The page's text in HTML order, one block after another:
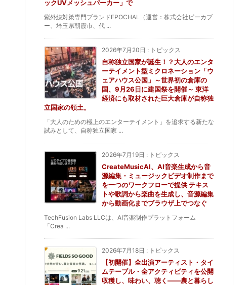
ックUVメッシュパーカー」で
紫外線対策専門ブランドEPOCHAL（運営：株式会社ピーカブ
ー、埼玉県朝霞市、代 ...
2026年7月20日 : トピックス
自称独立国家が誕生！？大人のエンタ
ーテイメント型ミクロネーション「ウ
ェアハウス公国」～世界初の倉庫の
国、9月26日に建国祭を開催～ 東洋
経済にも取材された巨大倉庫が自称独
立国家の領土。
「大人のための極上のエンターテイメント」を追求する新たな
試みとして、自称独立国家 ...
2026年7月19日 : トピックス
CreateMusicAI、AI音楽生成から音
源編集・ミュージックビデオ制作まで
を一つのワークフローで提供 テキス
トや歌詞から楽曲を生成し、音源編集
から動画化までブラウザ上でつなぐ
TechFusion Labs LLCは、AI音楽制作プラットフォーム
「Crea ...
2026年7月18日 : トピックス
【初開催】全出演アーティスト・タイ
ムテーブル・全アクティビティを公開
収穫し、味わい、聴く——農と暮らし